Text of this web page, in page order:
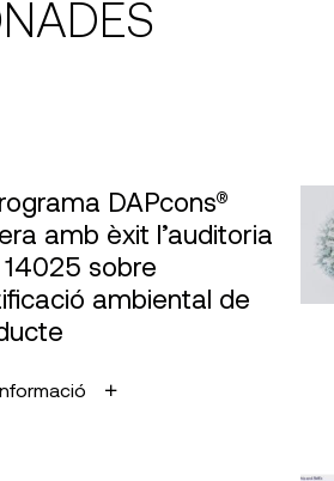
DAPcons®
amb èxit l’auditoria
14025 sobre
ambiental de